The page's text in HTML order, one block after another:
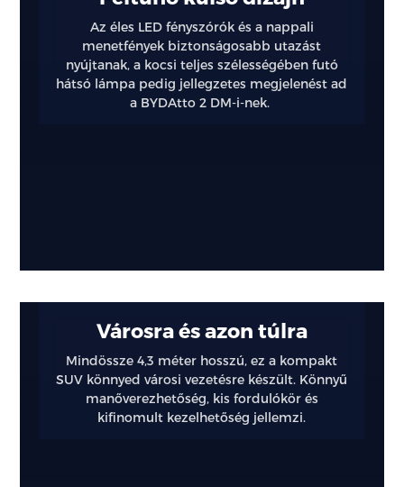
Az éles LED fényszórók és a nappali
menetfények biztonságosabb utazást
nyújtanak, a kocsi teljes szélességében futó
hátsó lámpa pedig jellegzetes megjelenést ad
a BYDAtto 2 DM-i-nek.
Városra és azon túlra
Mindössze 4,3 méter hosszú, ez a kompakt
SUV könnyed városi vezetésre készült. Könnyű
manőverezhetőség, kis fordulókör és
kifinomult kezelhetőség jellemzi.